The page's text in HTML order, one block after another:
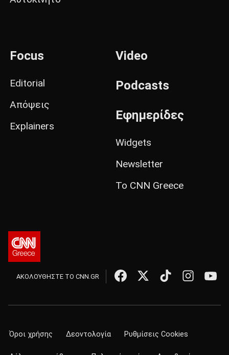
Focus
Editorial
Απόψεις
Explainers
Video
Podcasts
Εφημερίδες
Widgets
Newsletter
Το CNN Greece
ΑΚΟΛΟΥΘΗΣΤΕ ΤΟ CNN.GR
Όροι χρήσης Δεοντολογία Ρυθμίσεις Cookies